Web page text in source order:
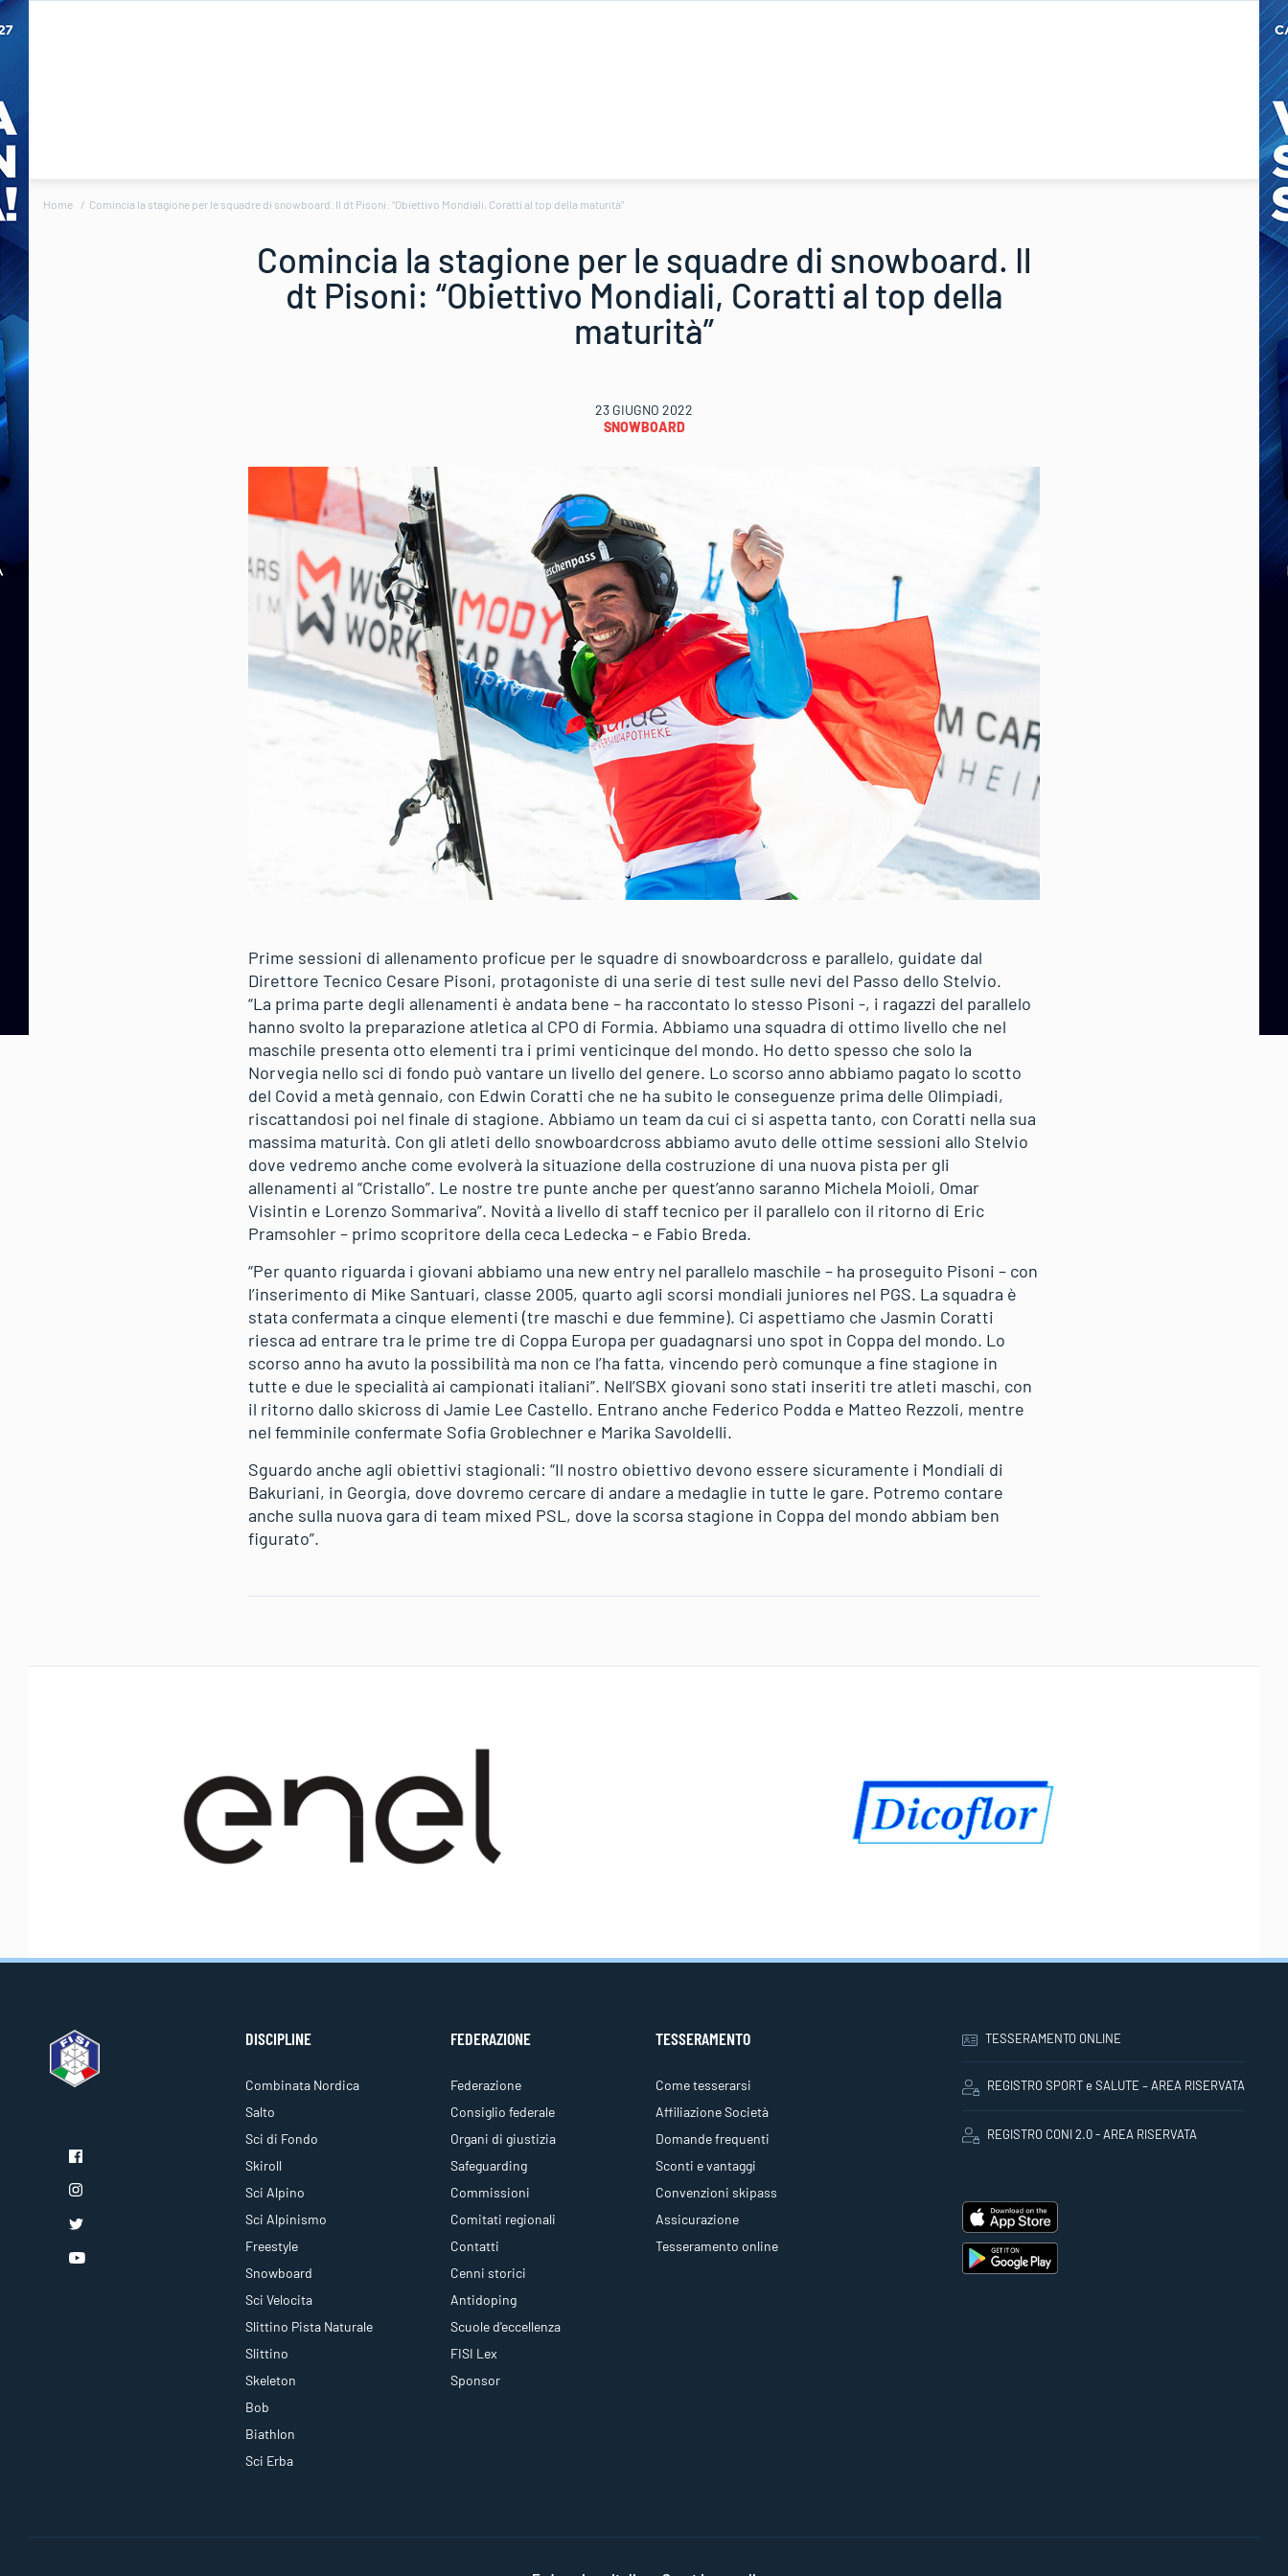
Home Comincia la stagione per le squadre di snowboard. Il dt Pisoni: “Obiettivo Mondiali, Coratti al top della maturità”
Comincia la stagione per le squadre di snowboard. Il
dt Pisoni: “Obiettivo Mondiali, Coratti al top della
maturità”
23 GIUGNO 2022
SNOWBOARD
Prime sessioni di allenamento proficue per le squadre di snowboardcross e parallelo, guidate dal
Direttore Tecnico Cesare Pisoni, protagoniste di una serie di test sulle nevi del Passo dello Stelvio.
“La prima parte degli allenamenti è andata bene – ha raccontato lo stesso Pisoni -, i ragazzi del parallelo
hanno svolto la preparazione atletica al CPO di Formia. Abbiamo una squadra di ottimo livello che nel
maschile presenta otto elementi tra i primi venticinque del mondo. Ho detto spesso che solo la
Norvegia nello sci di fondo può vantare un livello del genere. Lo scorso anno abbiamo pagato lo scotto
del Covid a metà gennaio, con Edwin Coratti che ne ha subito le conseguenze prima delle Olimpiadi,
riscattandosi poi nel finale di stagione. Abbiamo un team da cui ci si aspetta tanto, con Coratti nella sua
massima maturità. Con gli atleti dello snowboardcross abbiamo avuto delle ottime sessioni allo Stelvio
dove vedremo anche come evolverà la situazione della costruzione di una nuova pista per gli
allenamenti al “Cristallo”. Le nostre tre punte anche per quest’anno saranno Michela Moioli, Omar
Visintin e Lorenzo Sommariva”. Novità a livello di staff tecnico per il parallelo con il ritorno di Eric
Pramsohler – primo scopritore della ceca Ledecka – e Fabio Breda.
“Per quanto riguarda i giovani abbiamo una new entry nel parallelo maschile – ha proseguito Pisoni – con
l’inserimento di Mike Santuari, classe 2005, quarto agli scorsi mondiali juniores nel PGS. La squadra è
stata confermata a cinque elementi (tre maschi e due femmine). Ci aspettiamo che Jasmin Coratti
riesca ad entrare tra le prime tre di Coppa Europa per guadagnarsi uno spot in Coppa del mondo. Lo
scorso anno ha avuto la possibilità ma non ce l’ha fatta, vincendo però comunque a fine stagione in
tutte e due le specialità ai campionati italiani”. Nell’SBX giovani sono stati inseriti tre atleti maschi, con
il ritorno dallo skicross di Jamie Lee Castello. Entrano anche Federico Podda e Matteo Rezzoli, mentre
nel femminile confermate Sofia Groblechner e Marika Savoldelli.
Sguardo anche agli obiettivi stagionali: “Il nostro obiettivo devono essere sicuramente i Mondiali di
Bakuriani, in Georgia, dove dovremo cercare di andare a medaglie in tutte le gare. Potremo contare
anche sulla nuova gara di team mixed PSL, dove la scorsa stagione in Coppa del mondo abbiam ben
figurato”.
DISCIPLINE
Combinata Nordica
Salto
Sci di Fondo
Skiroll
Sci Alpino
Sci Alpinismo
Freestyle
Snowboard
Sci Velocita
Slittino Pista Naturale
Slittino
Skeleton
Bob
Biathlon
Sci Erba
FEDERAZIONE
Federazione
Consiglio federale
Organi di giustizia
Safeguarding
Commissioni
Comitati regionali
Contatti
Cenni storici
Antidoping
Scuole d'eccellenza
FISI Lex
Sponsor
TESSERAMENTO
Come tesserarsi
Affiliazione Società
Domande frequenti
Sconti e vantaggi
Convenzioni skipass
Assicurazione
Tesseramento online
TESSERAMENTO ONLINE
REGISTRO SPORT e SALUTE – AREA RISERVATA
REGISTRO CONI 2.0 - AREA RISERVATA